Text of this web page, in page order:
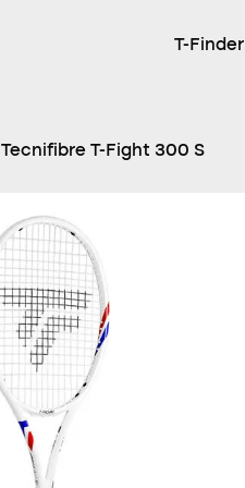
T-Finder
Tecnifibre T-Fight 300 S